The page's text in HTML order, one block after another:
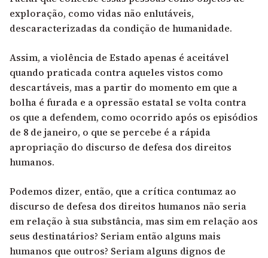
exploração, como vidas não enlutáveis,
descaracterizadas da condição de humanidade.
Assim, a violência de Estado apenas é aceitável
quando praticada contra aqueles vistos como
descartáveis, mas a partir do momento em que a
bolha é furada e a opressão estatal se volta contra
os que a defendem, como ocorrido após os episódios
de 8 de janeiro, o que se percebe é a rápida
apropriação do discurso de defesa dos direitos
humanos.
Podemos dizer, então, que a crítica contumaz ao
discurso de defesa dos direitos humanos não seria
em relação à sua substância, mas sim em relação aos
seus destinatários? Seriam então alguns mais
humanos que outros? Seriam alguns dignos de